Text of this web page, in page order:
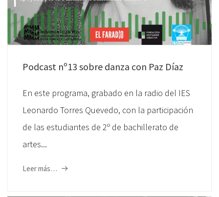
Podcast nº13 sobre danza con Paz Díaz
En este programa, grabado en la radio del IES
Leonardo Torres Quevedo, con la participación
de las estudiantes de 2º de bachillerato de
artes...
Leer más…